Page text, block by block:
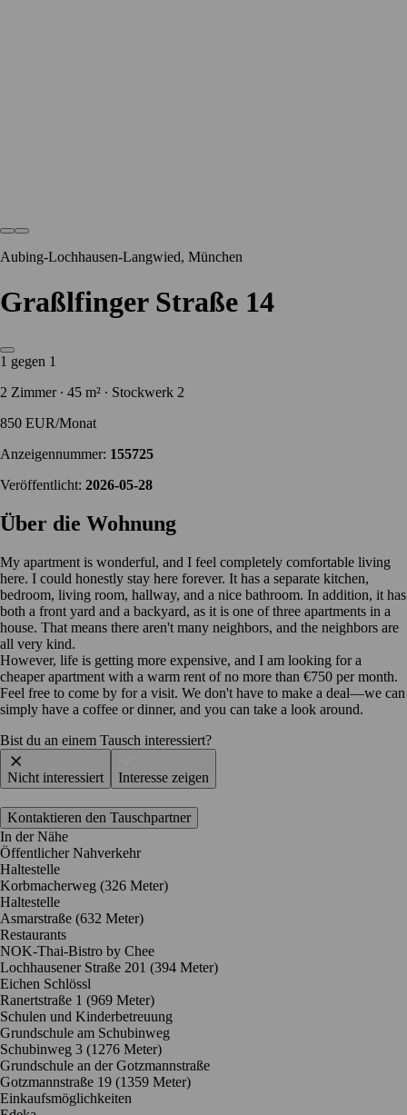
Aubing-Lochhausen-Langwied, München
Graßlfinger Straße 14
1 gegen 1
2 Zimmer ∙ 45 m² ∙ Stockwerk 2
850 EUR/Monat
Anzeigennummer: 155725
Veröffentlicht: 2026-05-28
Über die Wohnung
My apartment is wonderful, and I feel completely comfortable living
here. I could honestly stay here forever. It has a separate kitchen,
bedroom, living room, hallway, and a nice bathroom. In addition, it has
both a front yard and a backyard, as it is one of three apartments in a
house. That means there aren't many neighbors, and the neighbors are
all very kind.
However, life is getting more expensive, and I am looking for a
cheaper apartment with a warm rent of no more than €750 per month.
Feel free to come by for a visit. We don't have to make a deal—we can
simply have a coffee or dinner, and you can take a look around.
Bist du an einem Tausch interessiert?
Nicht interessiert Interesse zeigen
Kontaktieren den Tauschpartner
In der Nähe
Öffentlicher Nahverkehr
Haltestelle
Korbmacherweg (326 Meter)
Haltestelle
Asmarstraße (632 Meter)
Restaurants
NOK-Thai-Bistro by Chee
Lochhausener Straße 201 (394 Meter)
Eichen Schlössl
Ranertstraße 1 (969 Meter)
Schulen und Kinderbetreuung
Grundschule am Schubinweg
Schubinweg 3 (1276 Meter)
Grundschule an der Gotzmannstraße
Gotzmannstraße 19 (1359 Meter)
Einkaufsmöglichkeiten